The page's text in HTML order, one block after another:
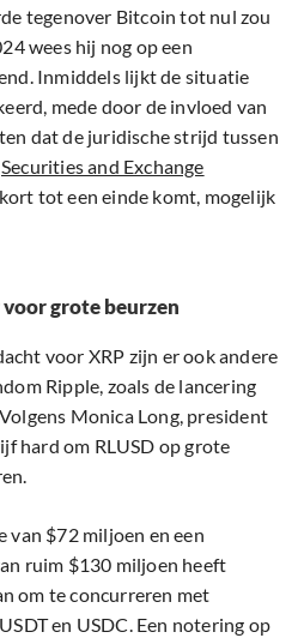
tegenover Bitcoin tot nul zou
wees hij nog op een
Inmiddels lijkt de situatie
mede door de invloed van
dat de juridische strijd tussen
Securities and Exchange
tot een einde komt, mogelijk
grote beurzen
voor XRP zijn er ook andere
Ripple, zoals de lancering
Monica Long, president
hard om RLUSD op grote
$72 miljoen en een
ruim $130 miljoen heeft
om te concurreren met
en USDC. Een notering op